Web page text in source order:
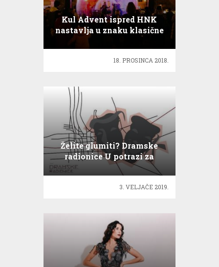
Kul Advent ispred HNK
nastavlja u znaku klasične
i jazz glazbe
18. PROSINCA 2018.
Želite glumiti? Dramske
radionice U potrazi za
istinom
3. VELJAČE 2019.